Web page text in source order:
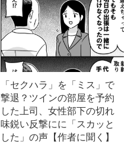
「セクハラ」を「ミス」で
撃退？ツインの部屋を予約
した上司、女性部下の切れ
味鋭い反撃にに「スカッと
した」の声【作者に聞く】